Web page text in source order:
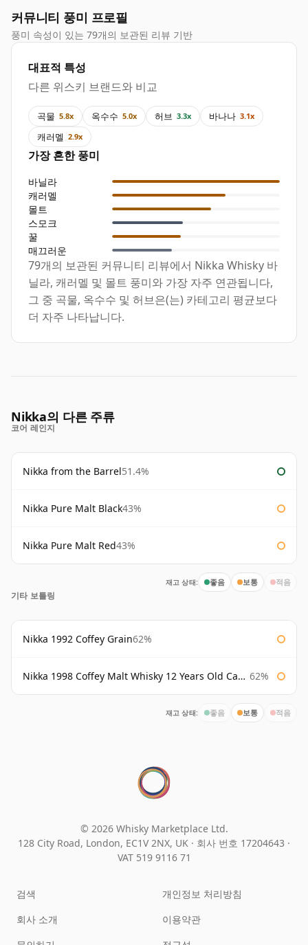
커뮤니티 풍미 프로필
풍미 속성이 있는 79개의 보관된 리뷰 기반
대표적 특성
다른 위스키 브랜드와 비교
곡물 5.8x 옥수수 5.0x 허브 3.3x 바나나 3.1x
캐러멜 2.9x
가장 흔한 풍미
바닐라
캐러멜
몰트
스모크
꿀
매끄러운
79개의 보관된 커뮤니티 리뷰에서 Nikka Whisky 바
닐라, 캐러멜 및 몰트 풍미와 가장 자주 연관됩니다,
그 중 곡물, 옥수수 및 허브은(는) 카테고리 평균보다
더 자주 나타납니다.
Nikka의 다른 주류
코어 레인지
Nikka from the Barrel51.4%
Nikka Pure Malt Black43%
Nikka Pure Malt Red43%
재고 상태: 좋음 보통 적음
기타 보틀링
Nikka 1992 Coffey Grain62%
Nikka 1998 Coffey Malt Whisky 12 Years Old Cask #133421 62%
재고 상태: 좋음 보통 적음
© 2026 Whisky Marketplace Ltd.
128 City Road, London, EC1V 2NX, UK · 회사 번호 17204643 ·
VAT 519 9116 71
검색
회사 소개
개인정보 처리방침
이용약관